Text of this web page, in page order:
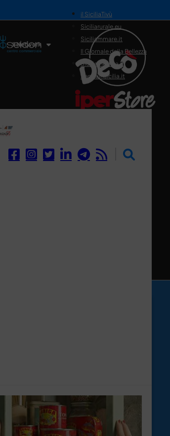
Il Network
il SiciliaTivù
Siciliarurale.eu
Siciliammare.it
Il Giornale della Bellezza
Siciliamedica.it
Sanitainsicilia.it